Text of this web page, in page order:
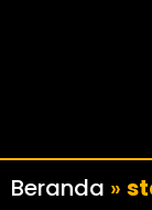
Beranda »